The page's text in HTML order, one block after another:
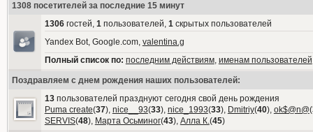
1308 посетителей за последние 15 минут
1306гостей, 1пользователей, 1скрытых пользователей
Yandex Bot, Google.com, valentina.g
Полный список по: последним действиям, именам пользователей
Поздравляем с днем рождения наших пользователей:
13пользователей празднуют сегодня свой день рождения
Puma create(37), nice__93(33), nice_1993(33), Dmitriy(40), ok$@n@(
SERVIS(48), Марта Осьминог(43), Алла К.(45)